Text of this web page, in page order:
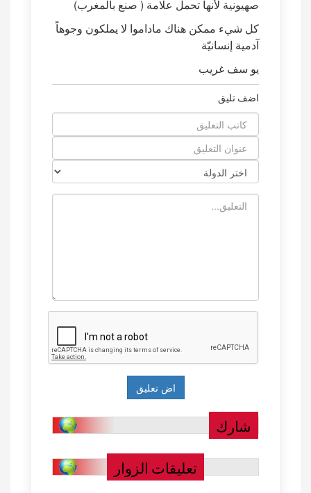
صهيونية لأنها تحمل علامة ( صنع بالمغرب)
كل شيء ممكن هناك ماداموا لا يملكون وجوهاً
آدمية إنسانيّة
يو سف غريب
اضف تليق
شارك
تعليقات الزوار